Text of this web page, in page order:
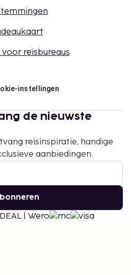
reisbureaus
instellingen
de nieuwste
reisinspiratie, handige
aanbiedingen.